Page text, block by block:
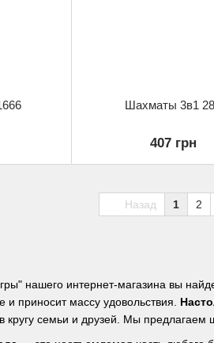
нашего интернет-магазина вы
и приносит массу удовольствия.
семьи и друзей. Мы предлагаем
Шахматы 3в1
407 грн
Назад 1 2